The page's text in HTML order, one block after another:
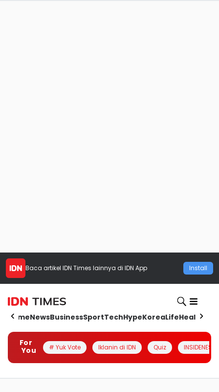
Baca artikel IDN Times lainnya di IDN App Install
HomeNewsBusinessSportTechHypeKoreaLifeHealth
For
You
# Yuk Vote Iklanin di IDN Quiz INSIDENESIA